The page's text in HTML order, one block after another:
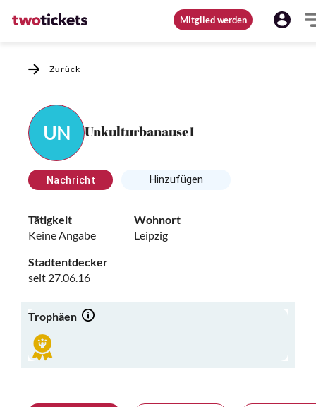
Mitglied werden
Zurück
UN Unkulturbanause1
Nachricht Hinzufügen
Tätigkeit
Keine Angabe
Wohnort
Leipzig
Stadtentdecker
seit 27.06.16
Trophäen